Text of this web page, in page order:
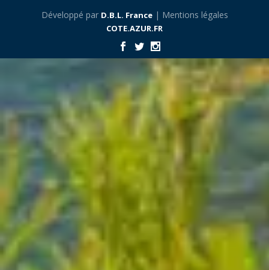
Développé par D.B.L. France| Mentions légales
COTE.AZUR.FR